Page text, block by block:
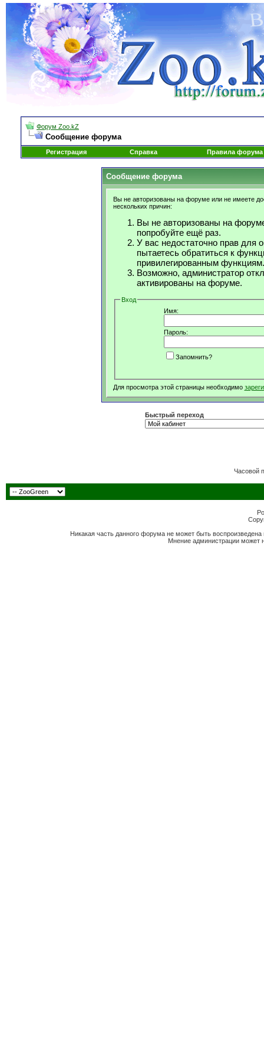
Форум Zoo.kZ
Сообщение форума
Регистрация Справка Правила форума
Сообщение форума
Вы не авторизованы на форуме или не имеете
нескольких причин:
Вы не авторизованы на
попробуйте ещё раз.
У вас недостаточно прав для
пытаетесь обратиться к
привилегированным функциям.
Возможно, администратор
активированы на форуме.
Вход
Имя:
Пароль:
Запомнить?
Для просмотра этой страницы необходимо
Быстрый переход
Часовой
Никакая часть данного форума не может быть
Мнение администрации может